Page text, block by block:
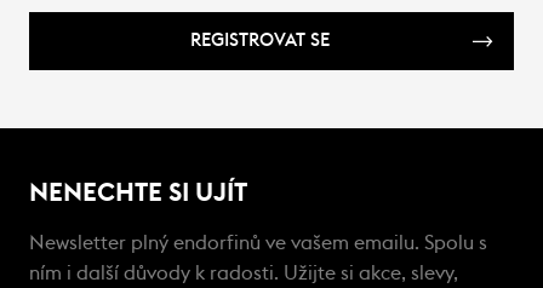
REGISTROVAT SE
NENECHTE SI UJÍT
Newsletter plný endorfinů ve vašem emailu. Spolu s
ním i další důvody k radosti. Užijte si akce, slevy,